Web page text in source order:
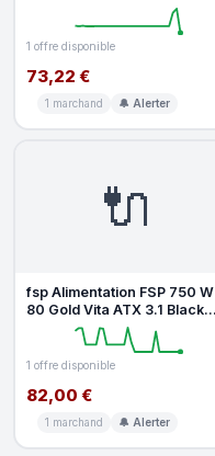
1 offre disponible
73,22 €
1 marchand 🔔 Alerter
🔌
fsp Alimentation FSP 750 W
80 Gold Vita ATX 3.1 Black
avec PFC actif non modulai
1 offre disponible
82,00 €
1 marchand 🔔 Alerter